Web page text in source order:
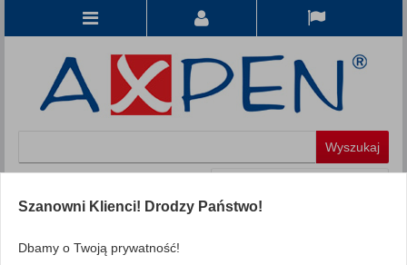
Szanowni Klienci! Drodzy Państwo!
Dbamy o Twoją prywatność!